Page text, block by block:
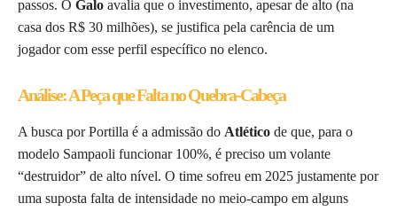
passos. O Galo avalia que o investimento, apesar de alto (na
casa dos R$ 30 milhões), se justifica pela carência de um
jogador com esse perfil específico no elenco.
Análise: A Peça que Falta no Quebra-Cabeça
A busca por Portilla é a admissão do Atlético de que, para o
modelo Sampaoli funcionar 100%, é preciso um volante
“destruidor” de alto nível. O time sofreu em 2025 justamente por
uma suposta falta de intensidade no meio-campo em alguns